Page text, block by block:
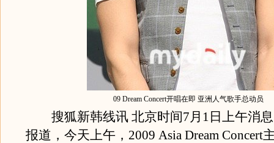
09 Dream Concert开唱在即 亚洲人气歌手总动员
搜狐新韩线讯 北京时间7月1日上午消息
报道，今天上午，2009 Asia Dream Concert